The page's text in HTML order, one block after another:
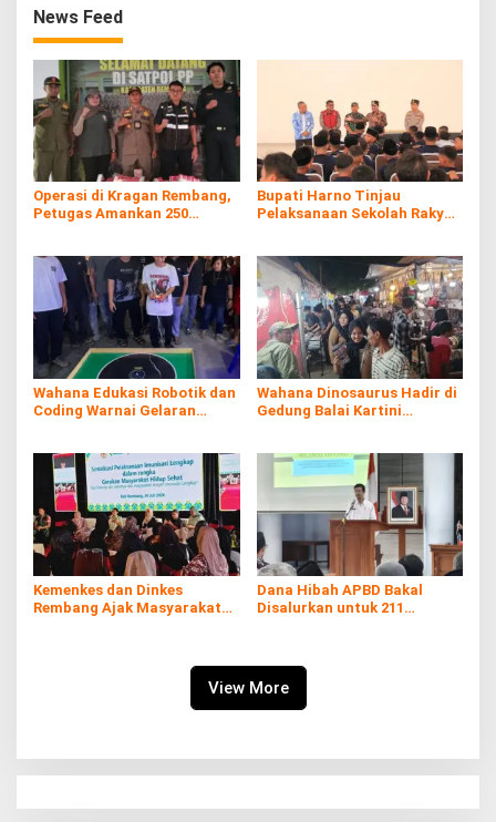
News Feed
Operasi di Kragan Rembang,
Petugas Amankan 250
Bupati Harno Tinjau
Pelaksanaan Sekolah Rakyat
Wahana Edukasi Robotik dan
Coding Warnai Gelaran
Wahana Dinosaurus Hadir di
Gedung Balai Kartini
Kemenkes dan Dinkes
Rembang Ajak Masyarakat
Dana Hibah APBD Bakal
Disalurkan untuk 211
View More